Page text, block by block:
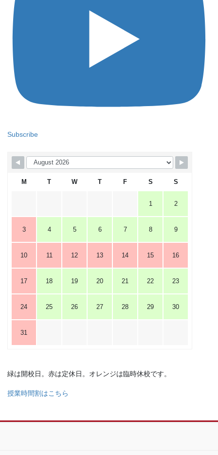
Subscribe
M T W T F S S
1 2
3 4 5 6 7 8 9
10 11 12 13 14 15 16
17 18 19 20 21 22 23
24 25 26 27 28 29 30
31
緑は開校日。赤は定休日。オレンジは臨時休校です。
授業時間割はこちら